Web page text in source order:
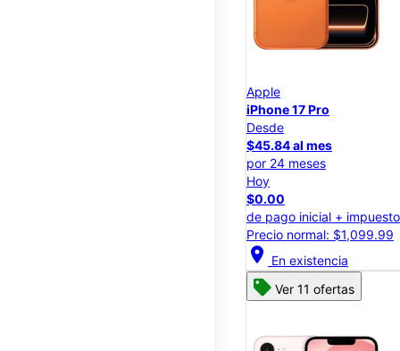
Apple
iPhone 17 Pro
Desde
$45.84 al mes
por 24 meses
Hoy
$0.00
de pago inicial +
Precio normal: $1,099.99
location_on En existencia
Ver 11 ofertas